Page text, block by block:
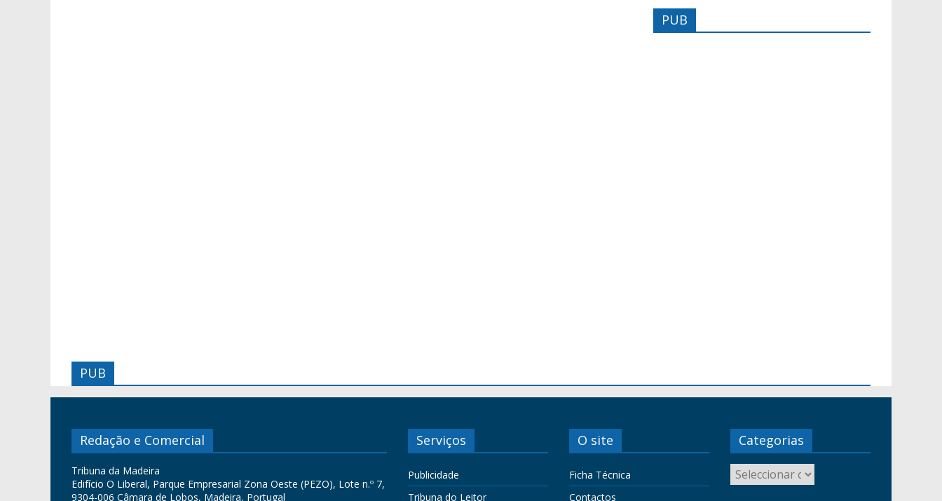
PUB
PUB
Redação e Comercial
Tribuna da Madeira
Edifício O Liberal, Parque Empresarial Zona Oeste (PEZO), Lote n.º 7,
9304-006 Câmara de Lobos, Madeira, Portugal
Serviços
Publicidade
Tribuna do Leitor
O site
Ficha Técnica
Contactos
Categorias